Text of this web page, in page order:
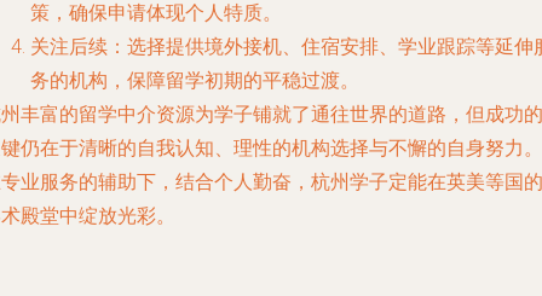
策，确保申请体现个人特质。
关注后续：选择提供境外接机、住宿安排、学业跟踪等延伸
务的机构，保障留学初期的平稳过渡。
丰富的留学中介资源为学子铺就了通往世界的道路，但成功的
仍在于清晰的自我认知、理性的机构选择与不懈的自身努力。
业服务的辅助下，结合个人勤奋，杭州学子定能在英美等国的
殿堂中绽放光彩。